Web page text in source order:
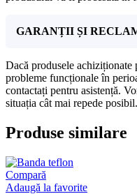
GARANȚII ȘI
Dacă produsele achiziționate
probleme funcționale în
contactați pentru asistență.
situația cât mai repede posibil.
Produse similare
Compară
Adaugă la favorite